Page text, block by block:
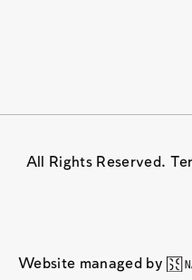
© 2020 All Rights
Website managed by